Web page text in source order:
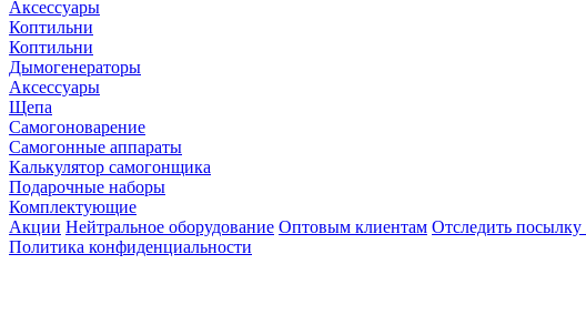
Аксессуары
Коптильни
Коптильни
Дымогенераторы
Аксессуары
Щепа
Самогоноварение
Самогонные аппараты
Калькулятор самогонщика
Подарочные наборы
Комплектующие
Акции Нейтральное оборудование Оптовым клиентам Отследить посылку
Политика конфиденциальности